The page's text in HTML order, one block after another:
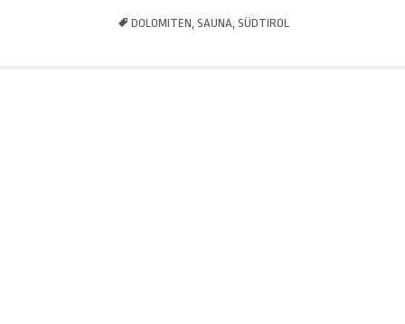
DOLOMITEN, SAUNA, SÜDTIROL